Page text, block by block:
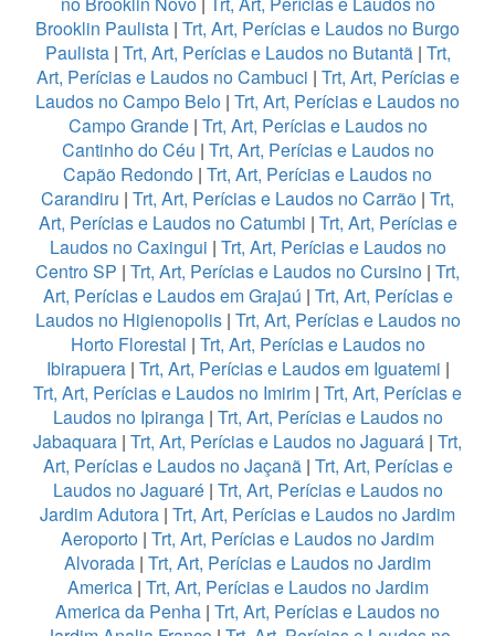
Brooklin Paulista | Trt, Art, Perícias e Laudos no Burgo
Paulista| Trt, Art, Perícias e Laudos no Butantã| Trt,
Art, Perícias e Laudos no Cambuci | Trt, Art, Perícias e
Laudos no Campo Belo | Trt, Art, Perícias e Laudos no
Campo Grande| Trt, Art, Perícias e Laudos no
Cantinho do Céu | Trt, Art, Perícias e Laudos no
Capão Redondo | Trt, Art, Perícias e Laudos no
Carandiru | Trt, Art, Perícias e Laudos no Carrão | Trt,
Art, Perícias e Laudos no Catumbi | Trt, Art, Perícias e
Laudos no Caxingui | Trt, Art, Perícias e Laudos no
Centro SP | Trt, Art, Perícias e Laudos no Cursino | Trt,
Art, Perícias e Laudos em Grajaú | Trt, Art, Perícias e
Laudos no Higienopolis| Trt, Art, Perícias e Laudos no
Horto Florestal | Trt, Art, Perícias e Laudos no
Ibirapuera| Trt, Art, Perícias e Laudos em Iguatemi |
Trt, Art, Perícias e Laudos no Imirim | Trt, Art, Perícias e
Laudos no Ipiranga| Trt, Art, Perícias e Laudos no
Jabaquara | Trt, Art, Perícias e Laudos no Jaguará | Trt,
Art, Perícias e Laudos no Jaçanã| Trt, Art, Perícias e
Laudos no Jaguaré| Trt, Art, Perícias e Laudos no
Jardim Adutora | Trt, Art, Perícias e Laudos no Jardim
Aeroporto | Trt, Art, Perícias e Laudos no Jardim
Alvorada | Trt, Art, Perícias e Laudos no Jardim
America| Trt, Art, Perícias e Laudos no Jardim
America da Penha | Trt, Art, Perícias e Laudos no